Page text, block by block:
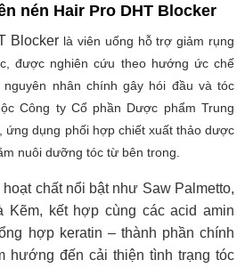
nén Hair Pro DHT Blocker
Blocker là viên uống hỗ trợ giảm rụng
được nghiên cứu theo hướng ức chế
nhân chính gây hói đầu và tóc
Công ty Cổ phần Dược phẩm Trung
ứng dụng phối hợp chiết xuất thảo dược
nuôi dưỡng tóc từ bên trong.
chất nổi bật như Saw Palmetto,
Kẽm, kết hợp cùng các acid amin
hợp keratin – thành phần chính
hướng đến cải thiện tình trạng tóc